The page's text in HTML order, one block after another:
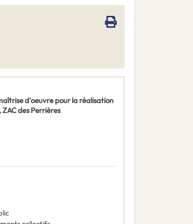
d'oeuvre pour la réalisation
des Perrières